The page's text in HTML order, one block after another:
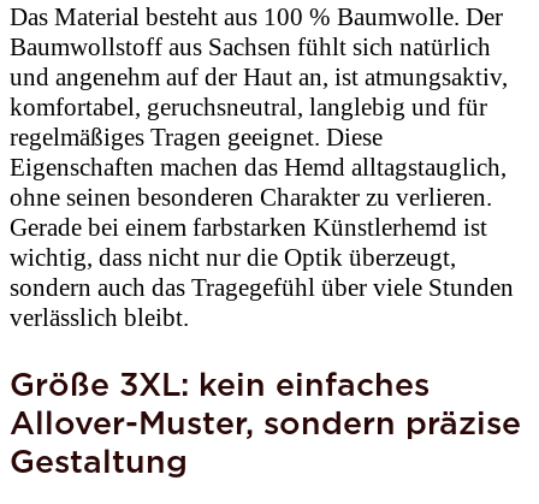
Das Material besteht aus 100 % Baumwolle. Der
Baumwollstoff aus Sachsen fühlt sich natürlich
und angenehm auf der Haut an, ist atmungsaktiv,
komfortabel, geruchsneutral, langlebig und für
regelmäßiges Tragen geeignet. Diese
Eigenschaften machen das Hemd alltagstauglich,
ohne seinen besonderen Charakter zu verlieren.
Gerade bei einem farbstarken Künstlerhemd ist
wichtig, dass nicht nur die Optik überzeugt,
sondern auch das Tragegefühl über viele Stunden
verlässlich bleibt.
Größe 3XL: kein einfaches
Allover-Muster, sondern präzise
Gestaltung